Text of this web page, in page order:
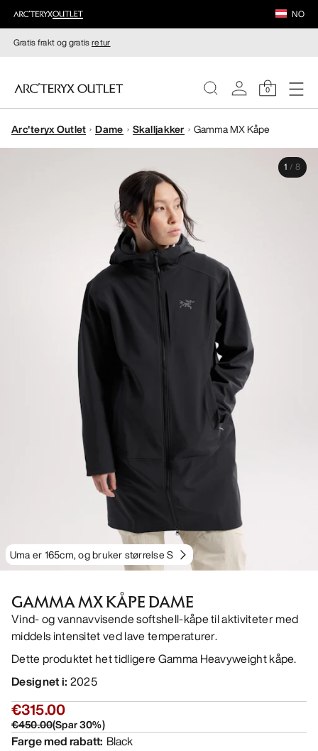
NO
Gratis frakt og gratisretur
0
DAMER
Arc'teryx Outlet Dame Skalljakker Gamma MX Kåpe
Uma er 165cm, og bruker størrelse S
1 / 8
GAMMA MX KÅPE DAME
Vind- og vannavvisende softshell-kåpe til aktiviteter med
middels intensitet ved lave temperaturer.
Dette produktet het tidligere Gamma Heavyweight kåpe.
Designet i: 2025
€315.00
€450.00(Spar30%)
Farge med rabatt: Black